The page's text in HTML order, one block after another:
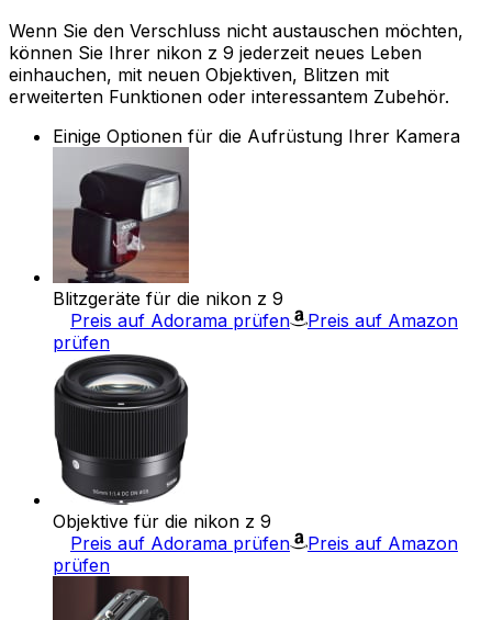
Wenn Sie den Verschluss nicht austauschen möchten,
können Sie Ihrer nikon z 9 jederzeit neues Leben
einhauchen, mit neuen Objektiven, Blitzen mit
erweiterten Funktionen oder interessantem Zubehör.
Einige Optionen für die Aufrüstung Ihrer Kamera
Blitzgeräte für die nikon z 9
Preis auf Adorama prüfen
Preis auf Amazon
prüfen
Objektive für die nikon z 9
Preis auf Adorama prüfen
Preis auf Amazon
prüfen